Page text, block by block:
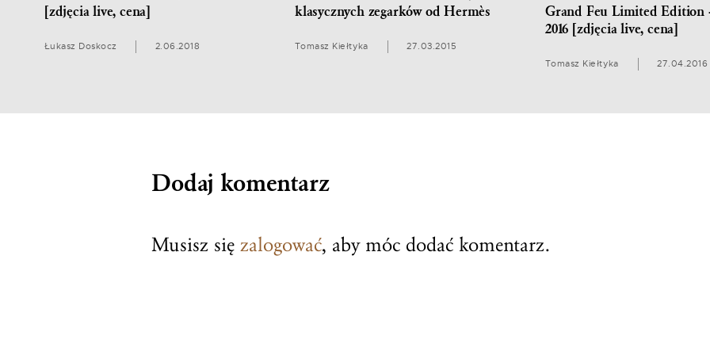
[zdjęcia live, cena]
Łukasz Doskocz 2.06.2018
klasycznych zegarków od Hermès
Tomasz Kiełtyka 27.03.2015
Grand Feu Limited Edition
2016 [zdjęcia live, cena]
Tomasz Kiełtyka 27.04.2016
Dodaj komentarz
Musisz się zalogować, aby móc dodać komentarz.